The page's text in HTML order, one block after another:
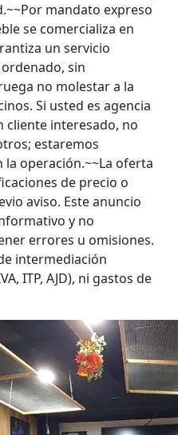
mandato expreso
se comercializa en
un servicio
sin
no molestar a la
Si usted es agencia
cliente interesado, no
estaremos
operación.~~La oferta
de precio o
aviso. Este anuncio
y no
errores u omisiones.
intermediación
ITP, AJD), ni gastos de